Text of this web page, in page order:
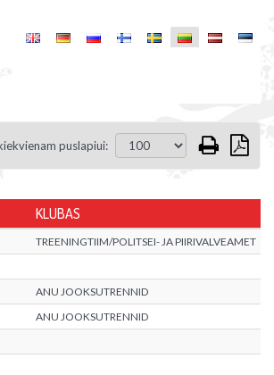
puslapiui:
KLUBAS
TREENINGTIIM/POLITSEI- JA PIIRIVALVEAMET
ANU JOOKSUTRENNID
ANU JOOKSUTRENNID